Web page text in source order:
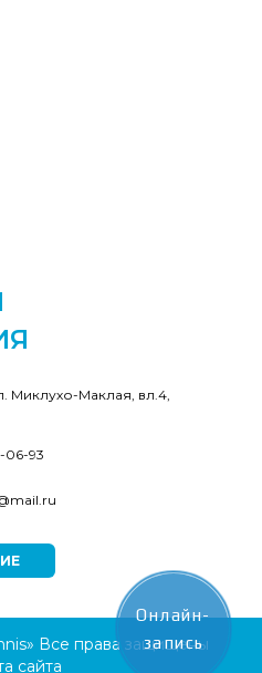
Миклухо-Маклая, вл.4,
06-93
Все права защищены
сайта
Онлайн-
запись